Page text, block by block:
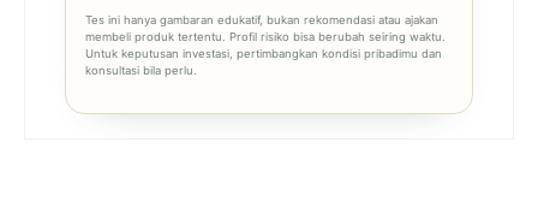
Tes ini hanya gambaran edukatif, bukan rekomendasi atau ajakan
membeli produk tertentu. Profil risiko bisa berubah seiring waktu.
Untuk keputusan investasi, pertimbangkan kondisi pribadimu dan
konsultasi bila perlu.